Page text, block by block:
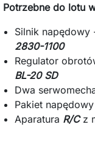
Potrzebne do lotu
Silnik napędowy
2830-1100
Regulator
BL-20 SD
Dwa
Pakiet napędowy
Aparatura R/Cz